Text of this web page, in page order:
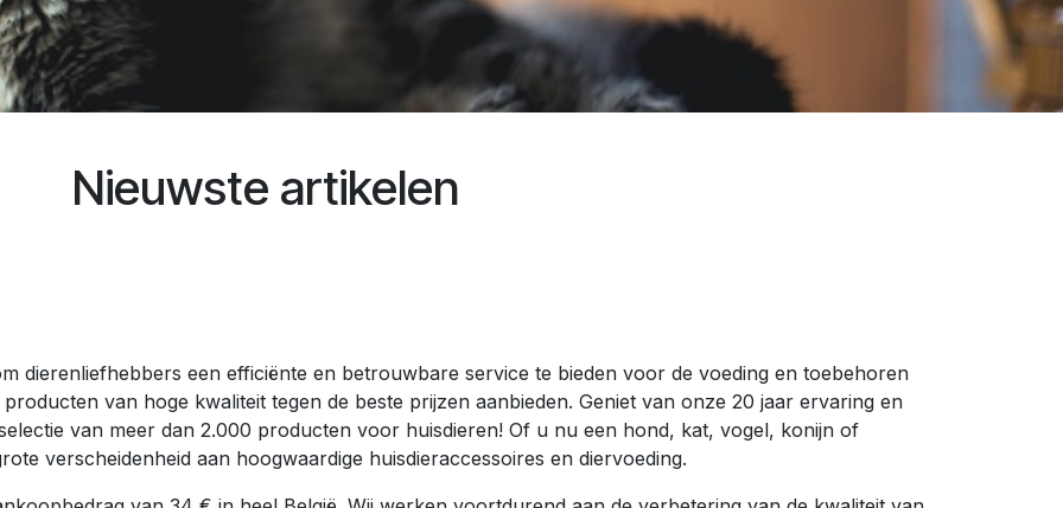
Nieuwste artikelen
dierenliefhebbers een efficiënte en betrouwbare service te bieden voor de voeding en toebehoren
van hoge kwaliteit tegen de beste prijzen aanbieden. Geniet van onze 20 jaar ervaring en
van meer dan 2.000 producten voor huisdieren! Of u nu een hond, kat, vogel, konijn of
verscheidenheid aan hoogwaardige huisdieraccessoires en diervoeding.